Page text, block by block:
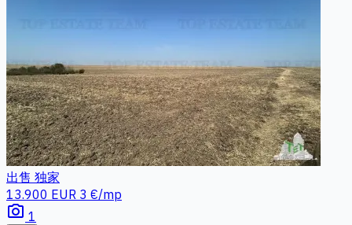
出售 独家
13.900 EUR 3 €/mp
photo_camera 1